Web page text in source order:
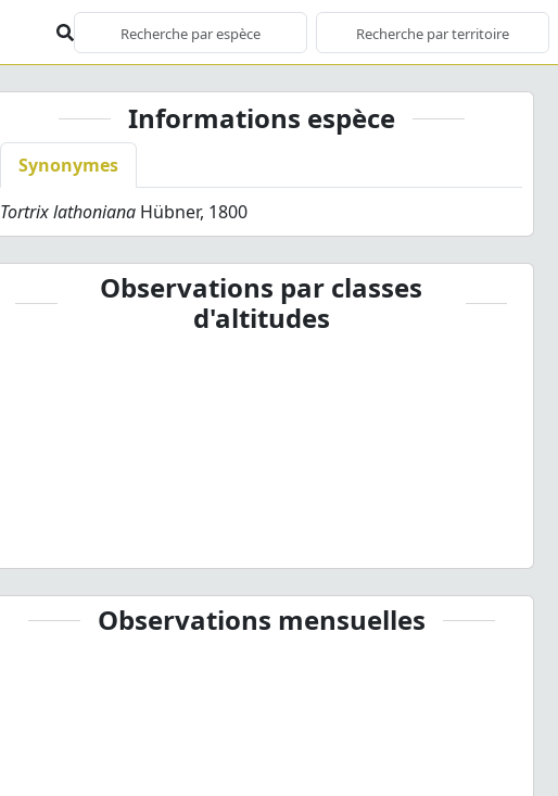
Informations espèce
Synonymes
Tortrix lathoniana Hübner, 1800
Observations par classes
d'altitudes
Observations mensuelles